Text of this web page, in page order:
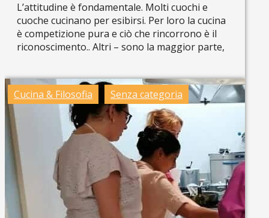
L’attitudine è fondamentale. Molti cuochi e
cuoche cucinano per esibirsi. Per loro la cucina
è competizione pura e ciò che rincorrono è il
riconoscimento.. Altri – sono la maggior parte,
Cucina & Filosofia Senza categoria